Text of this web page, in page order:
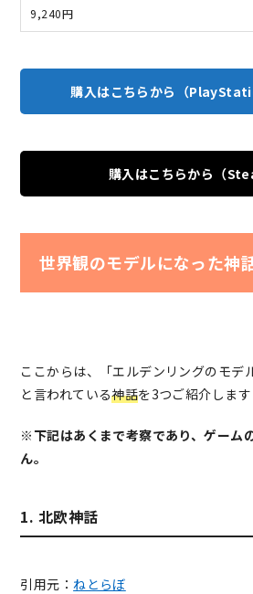
9,240円
購入はこちらから（
購入はこちらから（
世界観のモデルになった神
ここからは、「エルデンリングのモデ
と言われている神話を3つご紹介します
※下記はあくまで考察であり、ゲーム
ん。
1. 北欧神話
引用元： ねとらぼ